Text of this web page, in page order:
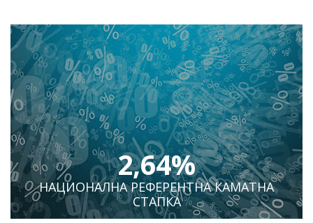
2,64%
НАЦИОНАЛНА РЕФЕРЕНТНА КАМАТНА
СТАПКА